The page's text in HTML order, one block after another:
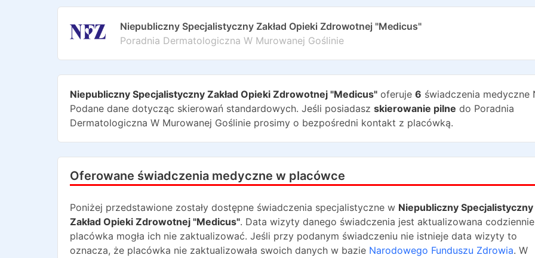
Niepubliczny Specjalistyczny Zakład Opieki Zdrowotnej "Medicus"
Poradnia Dermatologiczna W Murowanej Goślinie
Niepubliczny Specjalistyczny Zakład Opieki Zdrowotnej "Medicus" oferuje 6 świadczenia medyczne
Podane dane dotycząc skierowań standardowych. Jeśli posiadasz skierowanie pilne do Poradnia
Dermatologiczna W Murowanej Goślinie prosimy o bezpośredni kontakt z placówką.
Oferowane świadczenia medyczne w placówce
Poniżej przedstawione zostały dostępne świadczenia specjalistyczne w Niepubliczny Specjalistyczny
Zakład Opieki Zdrowotnej "Medicus". Data wizyty danego świadczenia jest aktualizowana
placówka mogła ich nie zaktualizować. Jeśli przy podanym świadczeniu nie istnieje data wizyty to
oznacza, że placówka nie zaktualizowała swoich danych w bazie Narodowego Funduszu Zdrowia. W